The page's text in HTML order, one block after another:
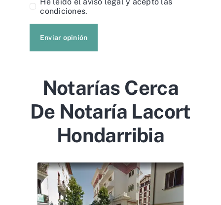
He leído elaviso legal y acepto las
condiciones.
Enviar opinión
Notarías Cerca
De Notaría Lacort
Hondarribia